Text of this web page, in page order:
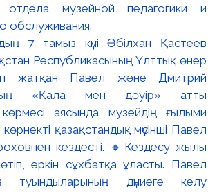
отдела музейной педагогики и
обслуживания.